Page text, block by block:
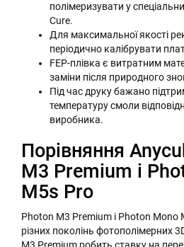
полімеризувати у
Cure.
Для максимальної якості
періодично калібрувати
FEP-плівка є витратним
заміни після природного
Під час друку бажано
температуру смоли
виробника.
Порівняння
M3 Premium і
M5s Pro
Photon M3 Premium і Photon
різних поколінь фотополімерних